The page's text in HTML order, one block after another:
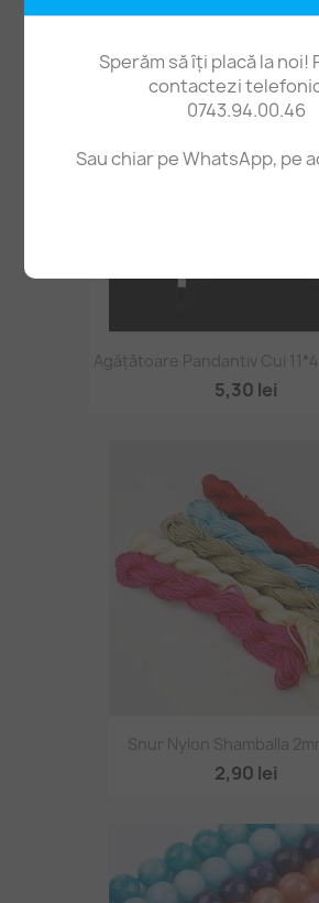
Sperăm să îți placă la noi!
contactezi
0743.94.00.46
Sau chiar pe WhatsApp, pe
Agățătoare Pandantiv Cui
5,30 lei
Snur Nylon Shamballa
2,90 lei